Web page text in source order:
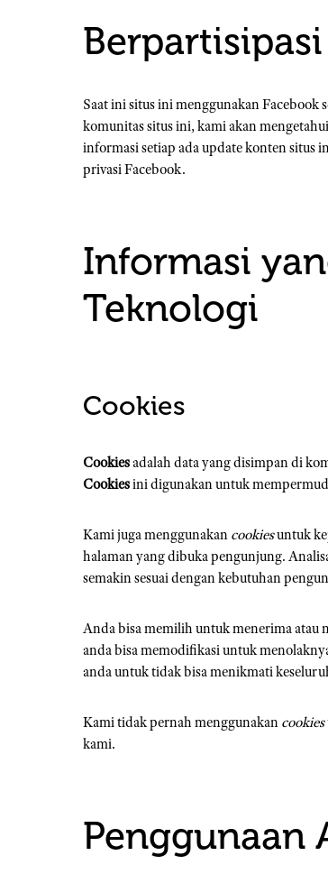
Saat ini situs ini menggunakan Facebook
komunitas situs ini, kami akan
informasi setiap ada update konten situs
privasi Facebook.
Informasi
Teknologi
Cookies
Cookiesadalah data yang disimpan di
Cookiesini digunakan untuk
Kami juga menggunakan cookiesuntuk
halaman yang dibuka pengunjung.
semakin sesuai dengan kebutuhan
Anda bisa memilih untuk menerima atau
anda bisa memodifikasi untuk
anda untuk tidak bisa menikmati
Kami tidak pernah menggunakan cookies
kami.
Penggunaan